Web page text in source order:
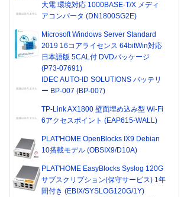
大電 環境対応 1000BASE-T/X メディ
アコンバータ (DN1800SG2E)
Microsoft Windows Server Standard
2019 16コアライセンス 64bitWin対応
日本語版 5CAL付 DVDパッケージ
(P73-07691)
IDEC AUTO-ID SOLUTIONS バッテリ
ー BP-007 (BP-007)
TP-Link AX1800 壁面埋め込み型 Wi-Fi
6アクセスポイント (EAP615-WALL)
PLAT'HOME OpenBlocks IX9 Debian
10搭載モデル (OBSIX9/D10A)
PLAT'HOME EasyBlocks Syslog 120G
サブスクリプション(保守サービス) 1年
間付き (EBIX/SYSLOG120G/1Y)